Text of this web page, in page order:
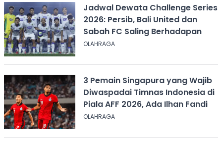
Jadwal Dewata Challenge Series
2026: Persib, Bali United dan
Sabah FC Saling Berhadapan
OLAHRAGA
3 Pemain Singapura yang Wajib
Diwaspadai Timnas Indonesia di
Piala AFF 2026, Ada Ilhan Fandi
OLAHRAGA